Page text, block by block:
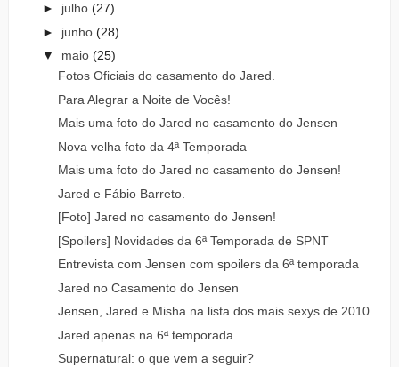
► julho (27)
► junho (28)
▼ maio (25)
Fotos Oficiais do casamento do Jared.
Para Alegrar a Noite de Vocês!
Mais uma foto do Jared no casamento do Jensen
Nova velha foto da 4ª Temporada
Mais uma foto do Jared no casamento do Jensen!
Jared e Fábio Barreto.
[Foto] Jared no casamento do Jensen!
[Spoilers] Novidades da 6ª Temporada de SPNT
Entrevista com Jensen com spoilers da 6ª temporada
Jared no Casamento do Jensen
Jensen, Jared e Misha na lista dos mais sexys de 2010
Jared apenas na 6ª temporada
Supernatural: o que vem a seguir?